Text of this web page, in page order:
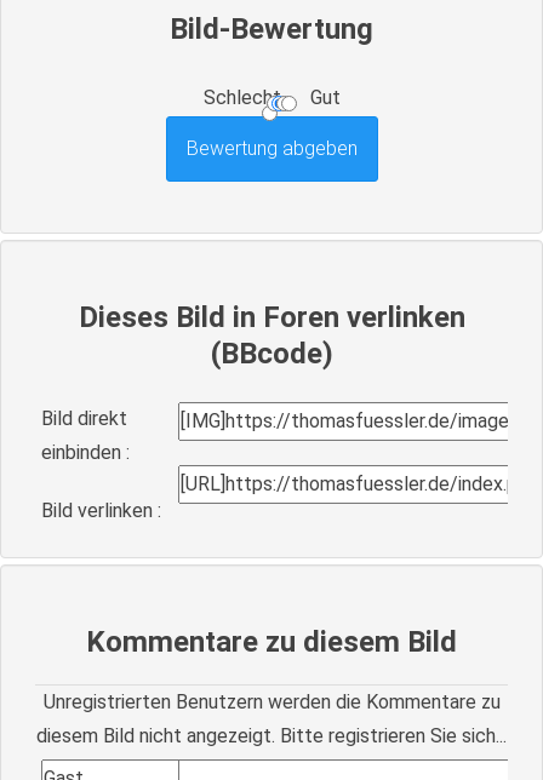
Bild-Bewertung
Schlecht Gut
Dieses Bild in Foren verlinken
(BBcode)
Bild direkt
einbinden :
Bild verlinken :
Kommentare zu diesem Bild
Unregistrierten Benutzern werden die Kommentare zu
diesem Bild nicht angezeigt. Bitte registrieren Sie sich...